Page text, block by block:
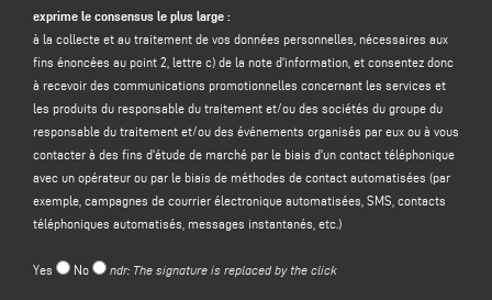
province, état, adresse électronique, numéro de téléphone) directement
fournies par vous en remplissant le formulaire de collecte de données dans la
section "
CONTACTS"
sur le site Web du contrôleur (www.emmegi.com, le
"site").
Le contrôleur a l'intention de traiter vos données à caractère personnel dans
répondre à votre message ou à votre demande d'informations
soumis par
le biais de ce formulaire, par exemple pour obtenir des informations sur les
produits ou services offerts (y compris l'envoi d'invitations gratuites et de
juridique de cette finalité est l'intérêt légitime du responsable du traitement
exprime le consensus le plus large :
à la collecte et au traitement de vos données personnelles, nécessaires aux
fins énoncées au point 2, lettre c) de la note d'information, et consentez donc
à recevoir des communications promotionnelles concernant les services et
les produits du responsable du traitement et/ou des sociétés du groupe du
responsable du traitement et/ou des événements organisés par eux ou à vous
contacter à des fins d'étude de marché par le biais d'un contact téléphonique
avec un opérateur ou par le biais de méthodes de contact automatisées (par
exemple, campagnes de courrier électronique automatisées, SMS, contacts
téléphoniques automatisés, messages instantanés, etc.)
Yes No ndr: The signature is replaced by the click